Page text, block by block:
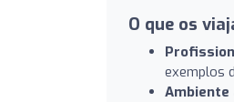
O que os
exemplos
Ambiente